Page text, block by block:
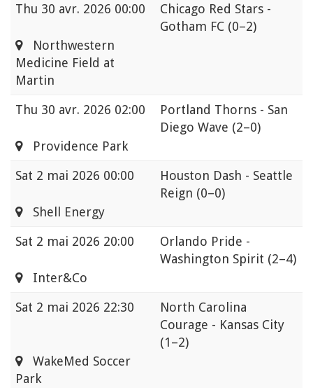
Thu 30 avr. 2026 00:00
Chicago Red Stars -
Gotham FC (0–2)
Northwestern
Medicine Field at
Martin
Thu 30 avr. 2026 02:00
Portland Thorns - San
Diego Wave (2–0)
Providence Park
Sat 2 mai 2026 00:00
Houston Dash - Seattle
Reign (0–0)
Shell Energy
Sat 2 mai 2026 20:00
Orlando Pride -
Washington Spirit (2–4)
Inter&Co
Sat 2 mai 2026 22:30
North Carolina
Courage - Kansas City
(1–2)
WakeMed Soccer
Park